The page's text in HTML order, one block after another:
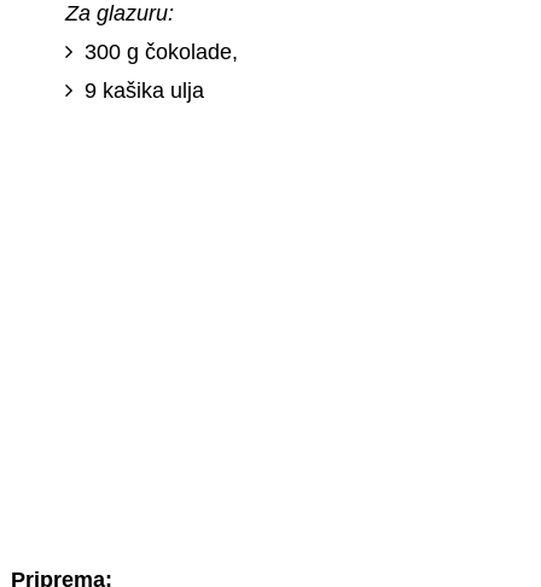
Za glazuru:
300 g čokolade,
9 kašika ulja
Priprema: